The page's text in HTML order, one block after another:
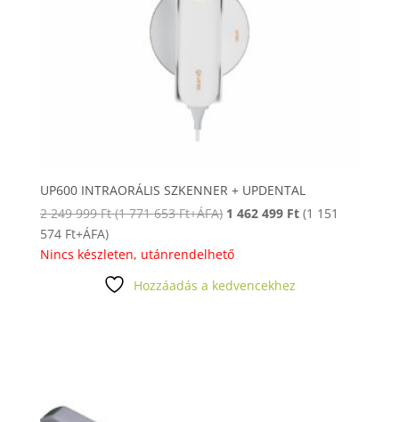
UP600 INTRAORÁLIS SZKENNER + UPDENTAL
2 249 999Ft (1 771 653Ft+ÁFA) 1 462 499 Ft (1 151
574 Ft+ÁFA)
Nincs készleten, utánrendelhető
Hozzáadás a kedvencekhez